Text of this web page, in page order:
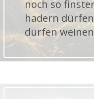
noch so
hadern
dürfen